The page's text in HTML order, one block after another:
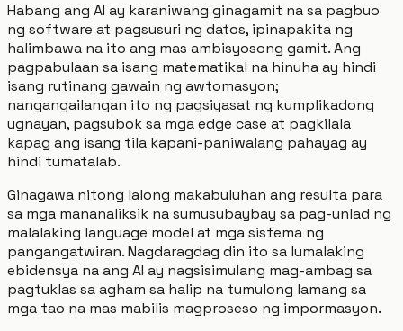
Habang ang AI ay karaniwang ginagamit na sa pagbuo
ng software at pagsusuri ng datos, ipinapakita ng
halimbawa na ito ang mas ambisyosong gamit. Ang
pagpabulaan sa isang matematikal na hinuha ay hindi
isang rutinang gawain ng awtomasyon;
nangangailangan ito ng pagsiyasat ng kumplikadong
ugnayan, pagsubok sa mga edge case at pagkilala
kapag ang isang tila kapani-paniwalang pahayag ay
hindi tumatalab.
Ginagawa nitong lalong makabuluhan ang resulta para
sa mga mananaliksik na sumusubaybay sa pag-unlad ng
malalaking language model at mga sistema ng
pangangatwiran. Nagdaragdag din ito sa lumalaking
ebidensya na ang AI ay nagsisimulang mag-ambag sa
pagtuklas sa agham sa halip na tumulong lamang sa
mga tao na mas mabilis magproseso ng impormasyon.